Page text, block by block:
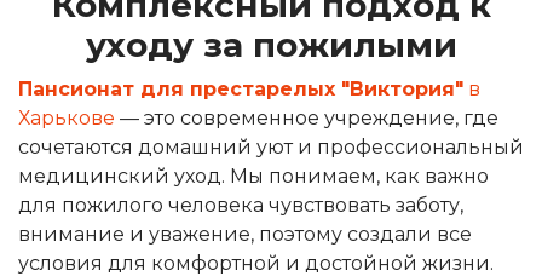
уходу за пожилыми
Пансионат для престарелых "Виктория" в
Харькове — это современное учреждение, где
сочетаются домашний уют и профессиональный
медицинский уход. Мы понимаем, как важно
для пожилого человека чувствовать заботу,
внимание и уважение, поэтому создали все
условия для комфортной и достойной жизни.